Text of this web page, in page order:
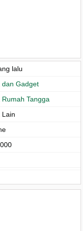
lalu
dan Gadget
Rumah Tangga
Lain